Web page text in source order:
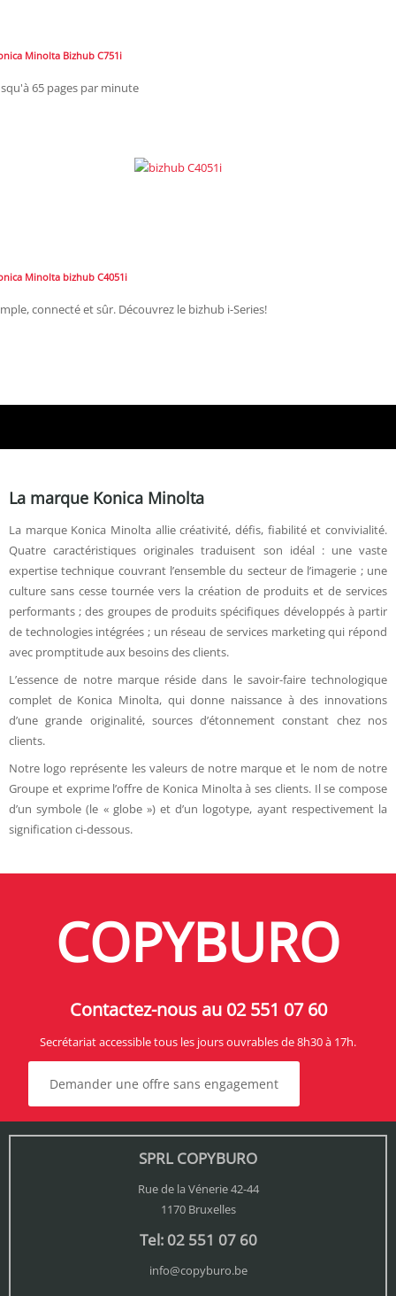
Minolta Bizhub C751i
65 pages par minute
Minolta bizhub C4051i
connecté et sûr. Découvrez le bizhub i-Series!
La marque Konica Minolta
La marque Konica Minolta allie créativité, défis, fiabilité et convivialité.
Quatre caractéristiques originales traduisent son idéal : une vaste
expertise technique couvrant l’ensemble du secteur de l’imagerie ; une
culture sans cesse tournée vers la création de produits et de services
performants ; des groupes de produits spécifiques développés à partir
de technologies intégrées ; un réseau de services marketing qui répond
avec promptitude aux besoins des clients.
L’essence de notre marque réside dans le savoir-faire technologique
complet de Konica Minolta, qui donne naissance à des innovations
d’une grande originalité, sources d’étonnement constant chez nos
clients.
Notre logo représente les valeurs de notre marque et le nom de notre
Groupe et exprime l’offre de Konica Minolta à ses clients. Il se compose
d’un symbole (le « globe ») et d’un logotype, ayant respectivement la
signification ci-dessous.
COPYBURO
Contactez-nous au 02 551 07 60
Secrétariat accessible tous les jours ouvrables de 8h30 à 17h.
Demander une offre sans engagement
SPRL COPYBURO
Rue de la Vénerie 42-44
1170 Bruxelles
Tel: 02 551 07 60
info@copyburo.be